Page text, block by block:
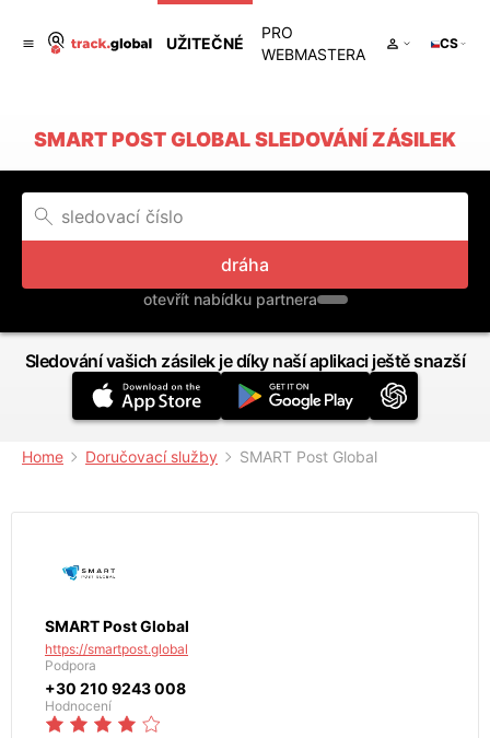
UŽITEČNÉ
PRO
WEBMASTERA
CS
SMART POST GLOBAL SLEDOVÁNÍ ZÁSILEK
dráha
otevřít nabídku partnera
Sledování vašich zásilek je díky naší aplikaci ještě snazší
Home Doručovací služby SMART Post Global
SMART Post Global
https://smartpost.global
Podpora
+30 210 9243 008
Hodnocení